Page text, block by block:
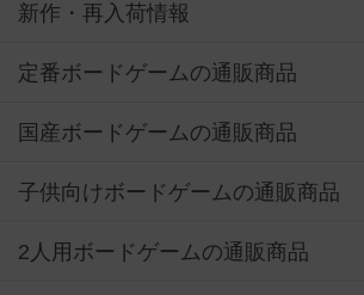
新作・再入荷情報
定番ボードゲームの通販商品
国産ボードゲームの通販商品
子供向けボードゲームの通販商品
2人用ボードゲームの通販商品